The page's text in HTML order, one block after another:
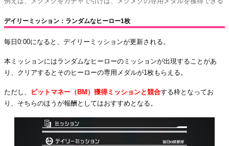
デイリーミッション：ランダムなヒーロー1枚
毎日0:00になると、デイリーミッションが更新される。
本ミッションにはランダムなヒーローのミッションが出現することがあ
り、クリアするとそのヒーローの専用メダルが1枚もらえる。
ただし、 ビットマネー（ BM） 獲得ミッションと競合する枠となってお
り、そちらのほうが報酬としてはおすすめとなる。